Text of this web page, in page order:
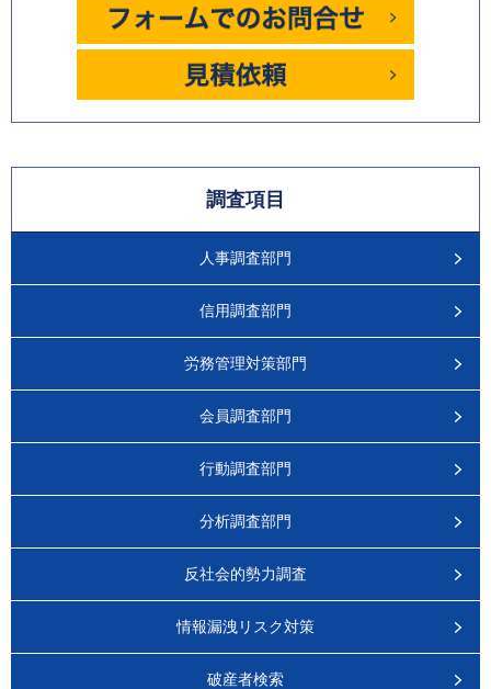
調査項目
人事調査部門
信用調査部門
労務管理対策部門
会員調査部門
行動調査部門
分析調査部門
反社会的勢力調査
情報漏洩リスク対策
破産者検索